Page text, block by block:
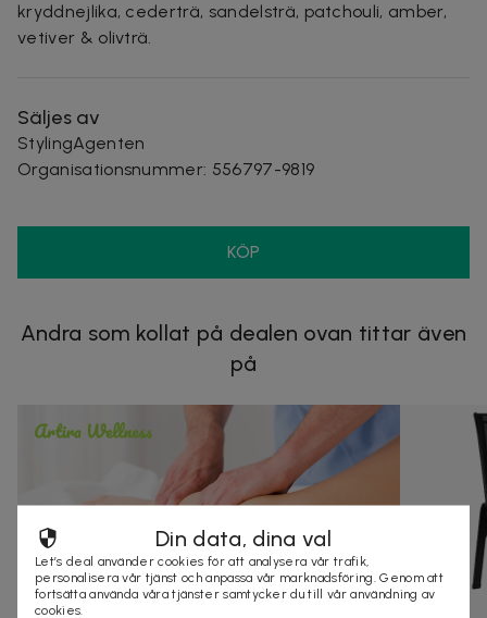
kryddnejlika, cederträ, sandelsträ, patchouli, amber,
vetiver & olivträ.
Säljes av
StylingAgenten
Organisationsnummer: 556797-9819
KÖP
Andra som kollat på dealen ovan tittar även
på
Din data, dina val
Let’s deal använder cookies för att analysera vår trafik,
personalisera vår tjänst och anpassa vår marknadsföring. Genom att
fortsätta använda våra tjänster samtycker du till vår användning av
cookies.